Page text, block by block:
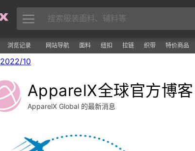
浏览记录 网站导航 面料 纽扣 拉链 织带 特价商品
2022/10
ApparelX全球官方博客
ApparelX Global 的最新消息